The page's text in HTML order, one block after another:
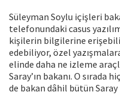
Süleyman Soylu içişleri
telefonundaki casus
kişilerin bilgilerine
edebiliyor, özel
elinde daha ne izleme
Saray’ın bakanı. O sırada
de bakan dâhil bütün